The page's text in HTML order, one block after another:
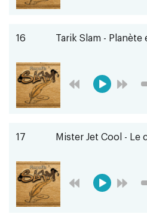
16 Tarik Slam - Planète
17 Mister Jet Cool - Le